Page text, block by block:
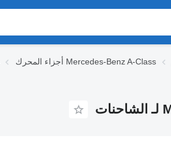
أجزاء المحرك Mercedes-Benz A-Class